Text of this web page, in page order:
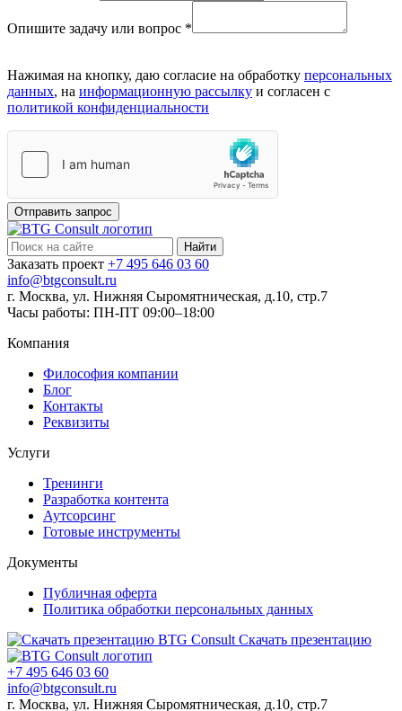
Опишите задачу или вопрос *
Нажимая на кнопку, даю согласие на обработку персональных
данных, на информационную рассылку и согласен c
политикой конфиденциальности
Отправить запрос
Найти:
Заказать проект +7 495 646 03 60
info@btgconsult.ru
г. Москва, ул. Нижняя Сыромятническая, д.10, стр.7
Часы работы: ПН-ПТ 09:00–18:00
Компания
Философия компании
Блог
Контакты
Реквизиты
Услуги
Тренинги
Разработка контента
Аутсорсинг
Готовые инструменты
Документы
Публичная оферта
Политика обработки персональных данных
Скачать презентацию
+7 495 646 03 60
info@btgconsult.ru
г. Москва, ул. Нижняя Сыромятническая, д.10, стр.7